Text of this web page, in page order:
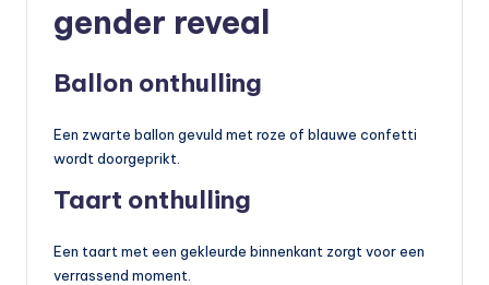
gender reveal
Ballon onthulling
Een zwarte ballon gevuld met roze of blauwe confetti
wordt doorgeprikt.
Taart onthulling
Een taart met een gekleurde binnenkant zorgt voor een
verrassend moment.